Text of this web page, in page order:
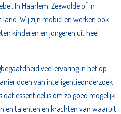
In Haarlem, Zeewolde of in
Wij zijn mobiel en werken ook
kinderen en jongeren uit heel
veel ervaring in het op
doen van intelligentieonderzoek
essentieel is om zo goed mogelijk
en talenten en krachten van waaruit